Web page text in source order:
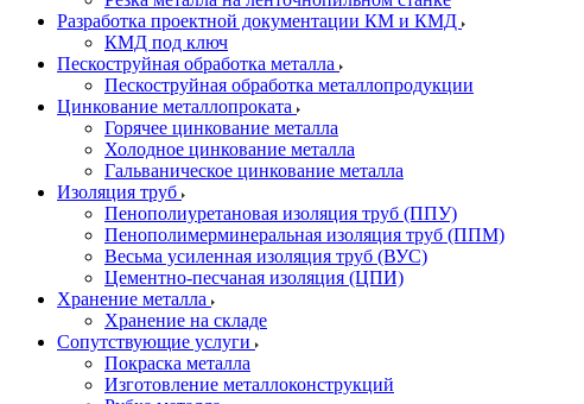
Разработка проектной документации КМ и КМД
КМД под ключ
Пескоструйная обработка металла
Пескоструйная обработка металлопродукции
Цинкование металлопроката
Горячее цинкование металла
Холодное цинкование металла
Гальваническое цинкование металла
Изоляция труб
Пенополиуретановая изоляция труб (ППУ)
Пенополимерминеральная изоляция труб (ППМ)
Весьма усиленная изоляция труб (ВУС)
Цементно-песчаная изоляция (ЦПИ)
Хранение металла
Хранение на складе
Сопутствующие услуги
Покраска металла
Изготовление металлоконструкций